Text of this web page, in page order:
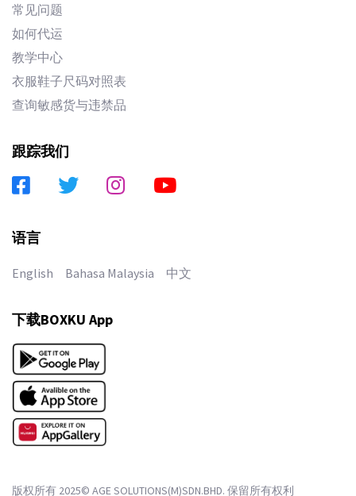
常见问题
如何代运
教学中心
衣服鞋子尺码对照表
查询敏感货与违禁品
跟踪我们
语言
English Bahasa Malaysia 中文
下载BOXKU App
版权所有 2025© AGE SOLUTIONS(M)SDN.BHD. 保留所有权利